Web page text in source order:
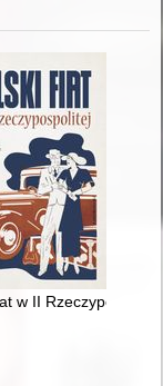
: (pisane w
w II